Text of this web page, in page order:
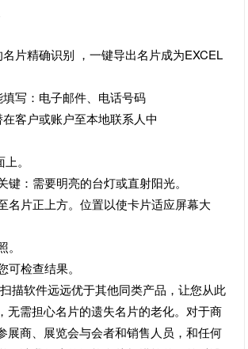
名片精确识别 ，一键导出名片成为EXCEL
填写：电子邮件、电话号码
客户或账户至本地联系人中
。
键：需要明亮的台灯或直射阳光。
名片正上方。位置以使卡片适应屏幕大
可检查结果。
描软件远远优于其他同类产品，让您从此
无需担心名片的遗失名片的老化。对于商
展商、展览会与会者和销售人员，和任何